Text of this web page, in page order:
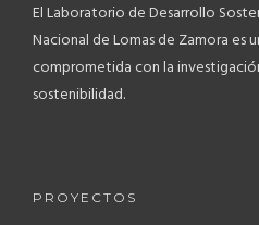
El Laboratorio de Desarrollo
Nacional de Lomas de Zamora es
comprometida con la
sostenibilidad.
PROYECTOS